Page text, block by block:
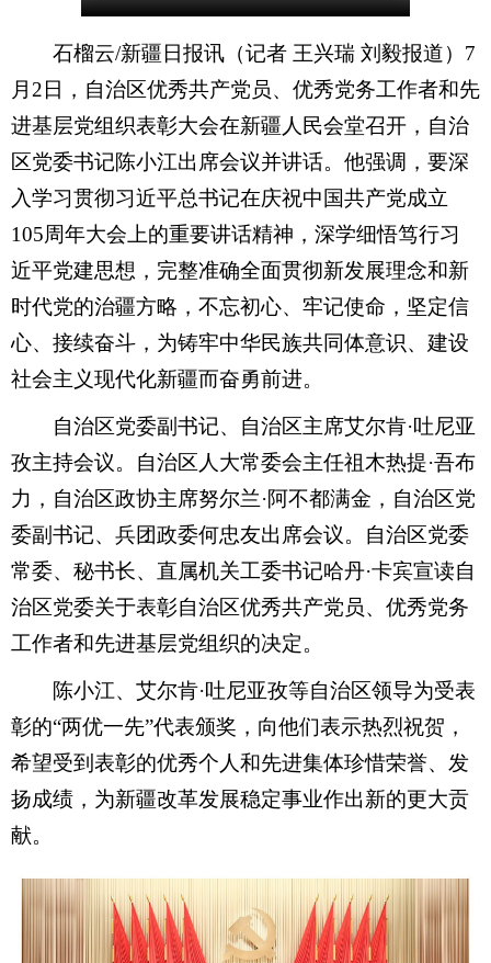
石榴云/新疆日报讯（记者 王兴瑞 刘毅报道） 7
月2日，自治区优秀共产党员、优秀党务工作者和先
进基层党组织表彰大会在新疆人民会堂召开，自治
区党委书记陈小江出席会议并讲话。他强调，要深
入学习贯彻习近平总书记在庆祝中国共产党成立
105周年大会上的重要讲话精神，深学细悟笃行习
近平党建思想，完整准确全面贯彻新发展理念和新
时代党的治疆方略，不忘初心、牢记使命，坚定信
心、接续奋斗，为铸牢中华民族共同体意识、建设
社会主义现代化新疆而奋勇前进。
自治区党委副书记、自治区主席艾尔肯·吐尼亚
孜主持会议。自治区人大常委会主任祖木热提·吾布
力，自治区政协主席努尔兰·阿不都满金，自治区党
委副书记、兵团政委何忠友出席会议。自治区党委
常委、秘书长、直属机关工委书记哈丹·卡宾宣读自
治区党委关于表彰自治区优秀共产党员、优秀党务
工作者和先进基层党组织的决定。
陈小江、艾尔肯·吐尼亚孜等自治区领导为受表
彰的“两优一先”代表颁奖，向他们表示热烈祝贺，
希望受到表彰的优秀个人和先进集体珍惜荣誉、发
扬成绩，为新疆改革发展稳定事业作出新的更大贡
献。